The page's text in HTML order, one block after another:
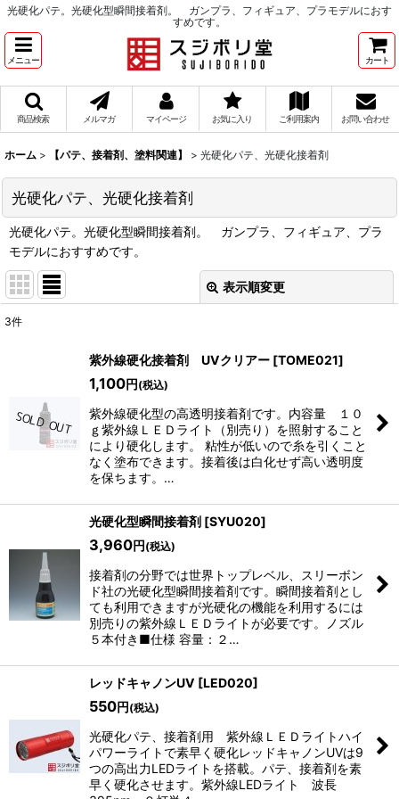
光硬化パテ。光硬化型瞬間接着剤。 ガンプラ、フィギュア、プラモデルにおす
すめです。
メニュー カート
商品検索 メルマガ マイページ お気に入り ご利用案内 お問い合わせ
ホーム > 【パテ、接着剤、塗料関連】 > 光硬化パテ、光硬化接着剤
光硬化パテ、光硬化接着剤
光硬化パテ。光硬化型瞬間接着剤。 ガンプラ、フィギュア、プラ
モデルにおすすめです。
表示順変更
並び順:
絞り込む
3件
紫外線硬化接着剤 UVクリアー [TOME021]
1,100円 (税込)
紫外線硬化型の高透明接着剤です。内容量 １０
ｇ紫外線ＬＥＤライト（別売り）を照射すること
により硬化します。 粘性が低いので糸を引くこと
なく塗布できます。接着後は白化せず高い透明度
を保ちます。…
光硬化型瞬間接着剤 [SYU020]
3,960円 (税込)
接着剤の分野では世界トップレベル、スリーボン
ド社の光硬化型瞬間接着剤です。瞬間接着剤とし
ても利用できますが光硬化の機能を利用するには
別売りの紫外線ＬＥＤライトが必要です。ノズル
５本付き■仕様 容量：２…
レッドキャノンUV [LED020]
550円 (税込)
光硬化パテ、接着剤用 紫外線ＬＥＤライトハイ
パワーライトで素早く硬化レッドキャノンUVは9
つの高出力LEDライトを搭載。パテ、接着剤を素
早く硬化させます。紫外線LEDライト 波長